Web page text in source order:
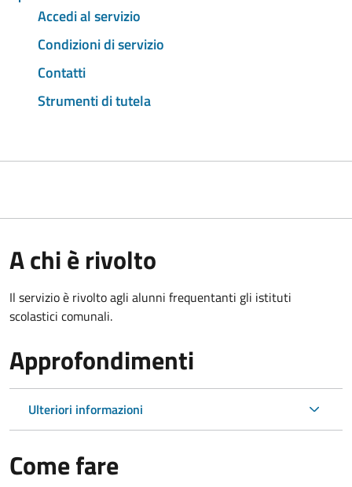
Accedi al servizio
Condizioni di servizio
Contatti
Strumenti di tutela
A chi è rivolto
Il servizio è rivolto agli alunni frequentanti gli istituti
scolastici comunali.
Approfondimenti
Ulteriori informazioni
Come fare